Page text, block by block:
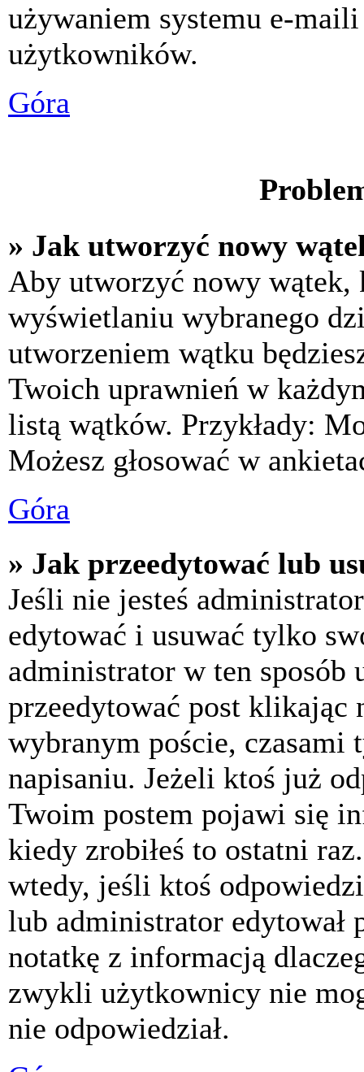
używaniem systemu e-
użytkowników.
Góra
» Jak utworzyć nowy
Aby utworzyć nowy
wyświetlaniu wybranego
utworzeniem wątku
Twoich uprawnień w
listą wątków. Przykłady:
Możesz głosować w
Góra
» Jak przeedytować lub
Jeśli nie jesteś
edytować i usuwać tylko
administrator w ten sposób
przeedytować post klikając
wybranym poście, czasami
napisaniu. Jeżeli ktoś już
Twoim postem pojawi się
kiedy zrobiłeś to ostatni
wtedy, jeśli ktoś
lub administrator edytował
notatkę z informacją
zwykli użytkownicy nie
nie odpowiedział.